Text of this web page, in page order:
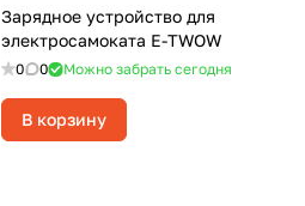
Зарядное устройство для
электросамоката E-TWOW
0 0 Можно забрать сегодня
В корзину